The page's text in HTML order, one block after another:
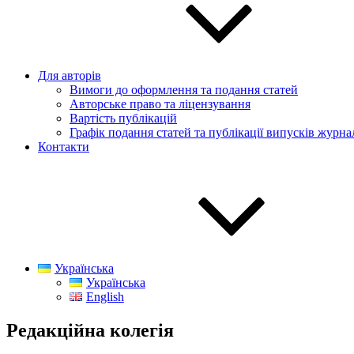
Для авторів
Вимоги до оформлення та подання статей
Авторське право та ліцензування
Вартість публікацій
Графік подання статей та публікації випусків
Контакти
Українська
Українська
English
Редакційна колегія